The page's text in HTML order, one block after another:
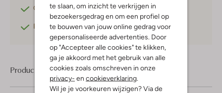
te slaan, om inzicht te verkrijgen in
bezoekersgedrag en om een profiel op
te bouwen van jouw online gedrag voor
gepersonaliseerde advertenties. Door
op "Accepteer alle cookies" te klikken,
ga je akkoord met het gebruik van alle
cookies zoals omschreven in onze
privacy- en cookieverklaring.
Wil je je voorkeuren wijzigen? Via de
Gratis retournerenbinnen 30 dagen*
Betaal achterafmet Klarna
Product informatie